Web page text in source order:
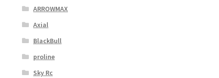
ARROWMAX
Axial
BlackBull
proline
Sky Rc